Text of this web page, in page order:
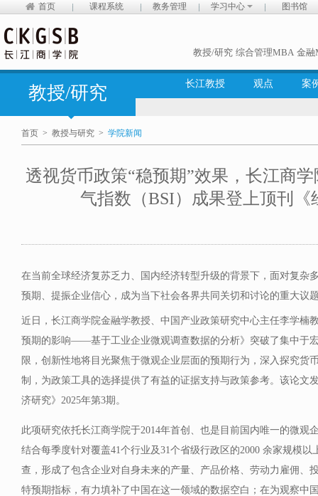
首页 课程系统 教务管理 学习中心 图书馆
教授/研究 综合管理MBA 金融
教授/研究 长江教授 观点 案
首页 > 教授与研究 > 学院新闻
透视货币政策“稳预期”效果，长江商
气指数（BSI）成果登上顶刊《
在当前全球经济复苏乏力、国内经济转型升级的背景下，面对复杂
预期、提振企业信心，成为当下社会各界共同关切和讨论的重大议
近日，长江商学院金融学教授、中国产业政策研究中心主任李学楠
预期的影响——基于工业企业微观调查数据的分析》突破了集中于
限，创新性地将目光聚焦于微观企业层面的预期行为，深入探究货
制，为政策工具的选择提供了有益的证据支持与政策参考。该论文
济研究》2025年第3期。
此项研究依托长江商学院于2014年首创、也是目前国内唯一的微观
结合每季度针对覆盖41个行业及31个省级行政区的2000 余家规模
查，形成了包含企业对自身未来的产量、产品价格、劳动力雇佣、
特预期指标，有力填补了中国在这一领域的数据空白；在为观察中